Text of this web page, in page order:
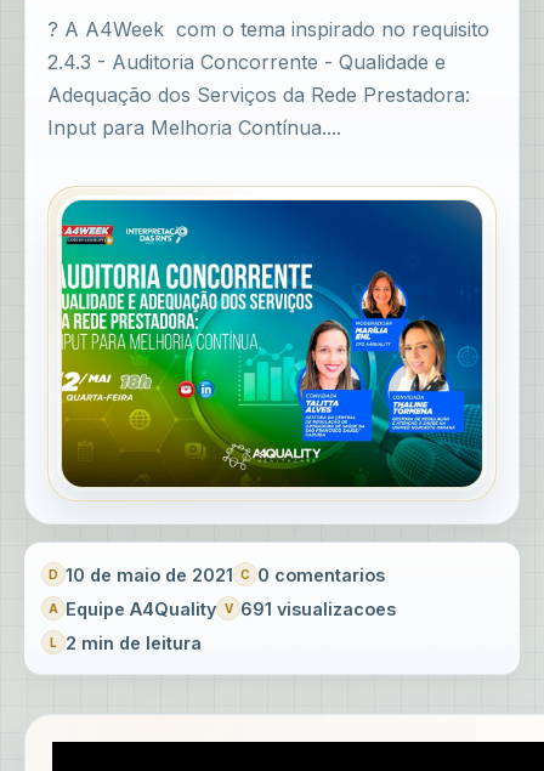
? A A4Week com o tema inspirado no requisito
2.4.3 - Auditoria Concorrente - Qualidade e
Adequação dos Serviços da Rede Prestadora:
Input para Melhoria Contínua....
10 de maio de 2021
0 comentarios
Equipe A4Quality
691 visualizacoes
2 min de leitura